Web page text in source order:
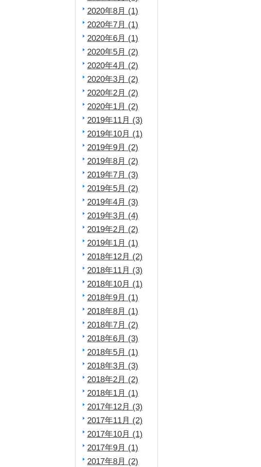
2020年8月 (1)
2020年7月 (1)
2020年6月 (1)
2020年5月 (2)
2020年4月 (2)
2020年3月 (2)
2020年2月 (2)
2020年1月 (2)
2019年11月 (3)
2019年10月 (1)
2019年9月 (2)
2019年8月 (2)
2019年7月 (3)
2019年5月 (2)
2019年4月 (3)
2019年3月 (4)
2019年2月 (2)
2019年1月 (1)
2018年12月 (2)
2018年11月 (3)
2018年10月 (1)
2018年9月 (1)
2018年8月 (1)
2018年7月 (2)
2018年6月 (3)
2018年5月 (1)
2018年3月 (3)
2018年2月 (2)
2018年1月 (1)
2017年12月 (3)
2017年11月 (2)
2017年10月 (1)
2017年9月 (1)
2017年8月 (2)